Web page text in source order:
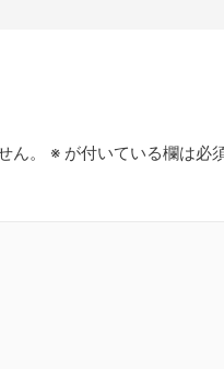
ん。 ※ が付いている欄は必